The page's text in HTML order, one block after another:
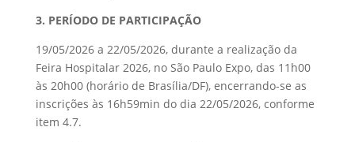
3. PERÍODO DE PARTICIPAÇÃO
19/05/2026 a 22/05/2026, durante a realização da
Feira Hospitalar 2026, no São Paulo Expo, das 11h00
às 20h00 (horário de Brasília/DF), encerrando-se as
inscrições às 16h59min do dia 22/05/2026, conforme
item 4.7.